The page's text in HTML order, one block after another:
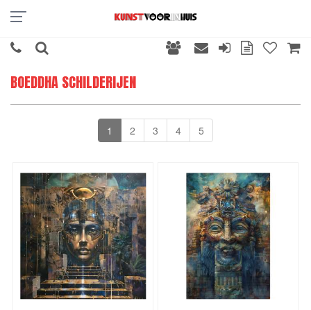
BOEDDHA SCHILDERIJEN
1 2 3 4 5